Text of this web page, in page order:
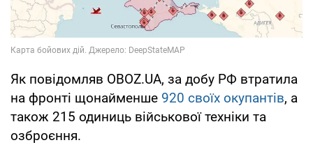
Як повідомляв OBOZ.UA, за добу РФ втратила
на фронті щонайменше 920 своїх окупантів, а
також 215 одиниць військової техніки та
озброєння.